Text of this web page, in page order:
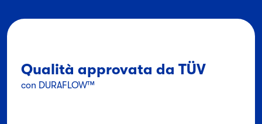
Qualità approvata da TÜV
con DURAFLOW™